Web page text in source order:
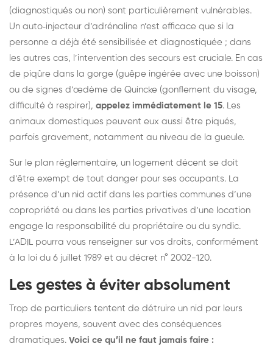
(diagnostiqués ou non) sont particulièrement vulnérables.
Un auto‑injecteur d’adrénaline n’est efficace que si la
personne a déjà été sensibilisée et diagnostiquée ; dans
les autres cas, l’intervention des secours est cruciale. En cas
de piqûre dans la gorge (guêpe ingérée avec une boisson)
ou de signes d’œdème de Quincke (gonflement du visage,
difficulté à respirer), appelez immédiatement le 15. Les
animaux domestiques peuvent eux aussi être piqués,
parfois gravement, notamment au niveau de la gueule.
Sur le plan réglementaire, un logement décent se doit
d’être exempt de tout danger pour ses occupants. La
présence d’un nid actif dans les parties communes d’une
copropriété ou dans les parties privatives d’une location
engage la responsabilité du propriétaire ou du syndic.
L’ADIL pourra vous renseigner sur vos droits, conformément
à la loi du 6 juillet 1989 et au décret n° 2002-120.
Les gestes à éviter absolument
Trop de particuliers tentent de détruire un nid par leurs
propres moyens, souvent avec des conséquences
dramatiques. Voici ce qu’il ne faut jamais faire :